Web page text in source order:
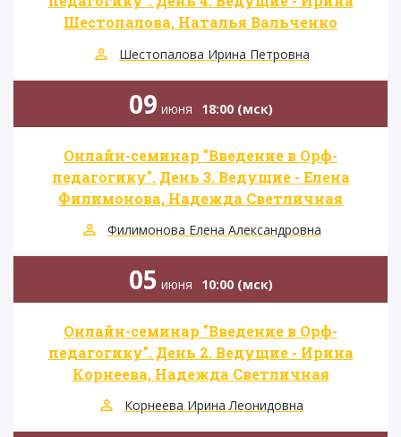
Шестопалова, Наталья Вальченко
Шестопалова Ирина Петровна
09 июня 18:00 (мск)
Онлайн-семинар "Введение в Орф-
педагогику". День 3. Ведущие - Елена
Филимонова, Надежда Светличная
Филимонова Елена Александровна
05 июня 10:00 (мск)
Онлайн-семинар "Введение в Орф-
педагогику". День 2. Ведущие - Ирина
Корнеева, Надежда Светличная
Корнеева Ирина Леонидовна